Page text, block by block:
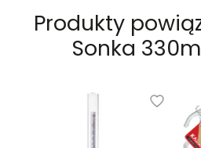
Produkty
Sonka